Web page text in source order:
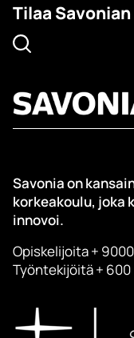
Tilaa
Savonia on
korkeakoulu, joka
innovoi.
Opiskelijoita + 9000
Työntekijöitä + 600